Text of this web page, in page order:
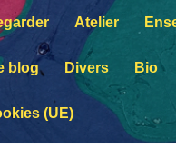
Atelier
blog Divers Bio
(UE)